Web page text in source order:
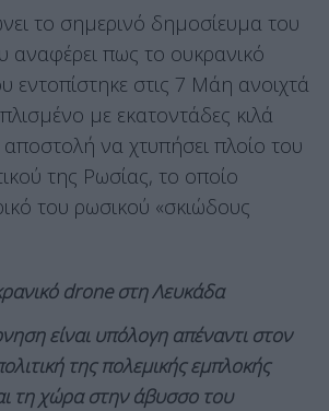
το σημερινό δημοσίευμα του
αναφέρει πως το ουκρανικό
στις 7 Μάη ανοιχτά
με εκατοντάδες κιλά
αποστολή να χτυπήσει πλοίο του
της Ρωσίας, το οποίο
του ρωσικού «σκιώδους
drone στη Λευκάδα
είναι υπόλογη απέναντι στον
της πολεμικής εμπλοκής
τη χώρα στην άβυσσο του